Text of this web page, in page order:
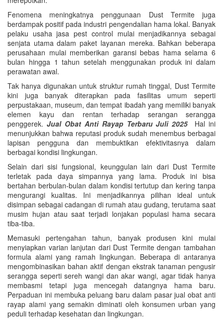
Fenomena meningkatnya penggunaan Dust Termite juga
berdampak positif pada industri pengendalian hama lokal. Banyak
pelaku usaha jasa pest control mulai menjadikannya sebagai
senjata utama dalam paket layanan mereka. Bahkan beberapa
perusahaan mulai memberikan garansi bebas hama selama 6
bulan hingga 1 tahun setelah menggunakan produk ini dalam
perawatan awal.
Tak hanya digunakan untuk struktur rumah tinggal, Dust Termite
kini juga banyak diterapkan pada fasilitas umum seperti
perpustakaan, museum, dan tempat ibadah yang memiliki banyak
elemen kayu dan rentan terhadap serangan serangga
penggerek. Jual Obat Anti Rayap Terbaru Juli 2025Hal ini
menunjukkan bahwa reputasi produk sudah menembus berbagai
lapisan pengguna dan membuktikan efektivitasnya dalam
berbagai kondisi lingkungan.
Selain dari sisi fungsional, keunggulan lain dari Dust Termite
terletak pada daya simpannya yang lama. Produk ini bisa
bertahan berbulan-bulan dalam kondisi tertutup dan kering tanpa
mengurangi kualitas. Ini menjadikannya pilihan ideal untuk
disimpan sebagai cadangan di rumah atau gudang, terutama saat
musim hujan atau saat terjadi lonjakan populasi hama secara
tiba-tiba.
Memasuki pertengahan tahun, banyak produsen kini mulai
menyiapkan varian lanjutan dari Dust Termite dengan tambahan
formula alami yang ramah lingkungan. Beberapa di antaranya
mengombinasikan bahan aktif dengan ekstrak tanaman pengusir
serangga seperti sereh wangi dan akar wangi, agar tidak hanya
membasmi tetapi juga mencegah datangnya hama baru.
Perpaduan ini membuka peluang baru dalam pasar jual obat anti
rayap alami yang semakin diminati oleh konsumen urban yang
peduli terhadap kesehatan dan lingkungan.